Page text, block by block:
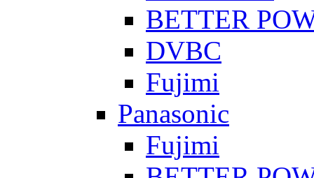
BETTER
DVBC
Fujimi
Panasonic
Fujimi